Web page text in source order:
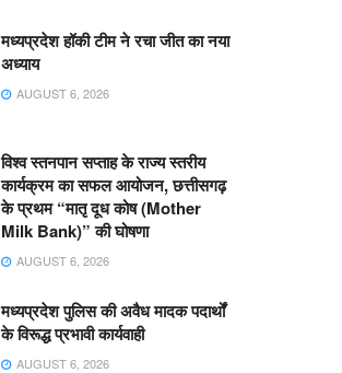
मध्यप्रदेश हॉकी टीम ने रचा जीत का नया
अध्याय
AUGUST 6, 2026
विश्व स्तनपान सप्ताह के राज्य स्तरीय
कार्यक्रम का सफल आयोजन, छत्तीसगढ़
के प्रथम “मातृ दूध कोष (Mother
Milk Bank)” की घोषणा
AUGUST 6, 2026
मध्यप्रदेश पुलिस की अवैध मादक पदार्थों
के विरूद्ध प्रभावी कार्यवाही
AUGUST 6, 2026